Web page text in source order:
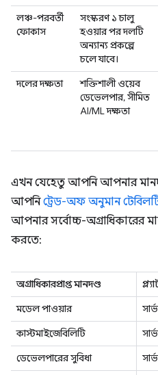
লঞ্চ-পরবর্তী
ফোকাস
সংস্করণ ১ চালু
হওয়ার পর দলটি
অন্যান্য প্রকল্পে
চলে যাবে।
দলের দক্ষতা
শক্তিশালী ওয়েব
ডেভেলপার, সীমিত
AI/ML দক্ষতা
এখন যেহেতু আপনি আপনার
আপনিট্রেড-অফ অনুমান
আপনার সর্বোচ্চ-অগ্রাধিকারের
করতে:
অগ্রাধিকারপ্রাপ্ত মানদণ্ড
মডেল পাওয়ার
কাস্টমাইজেবিলিটি
ডেভেলপারের সুবিধা